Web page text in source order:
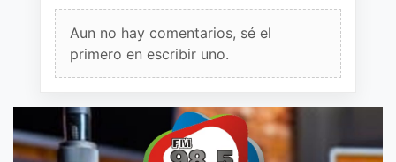
Aun no hay comentarios, sé el
primero en escribir uno.